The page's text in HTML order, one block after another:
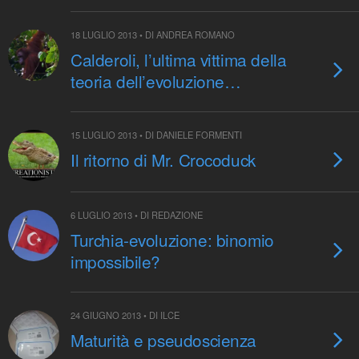
18 LUGLIO 2013 • DI ANDREA ROMANO
Calderoli, l’ultima vittima della
teoria dell’evoluzione…
15 LUGLIO 2013 • DI DANIELE FORMENTI
Il ritorno di Mr. Crocoduck
6 LUGLIO 2013 • DI REDAZIONE
Turchia-evoluzione: binomio
impossibile?
24 GIUGNO 2013 • DI ILCE
Maturità e pseudoscienza